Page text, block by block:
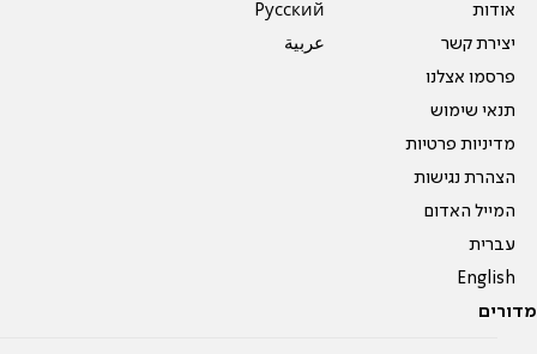
אודות
יצירת קשר
פרסמו אצלנו
תנאי שימוש
מדיניות פרטיות
הצהרת נגישות
המייל האדום
עברית
English
Pусский
عربية
מדורים